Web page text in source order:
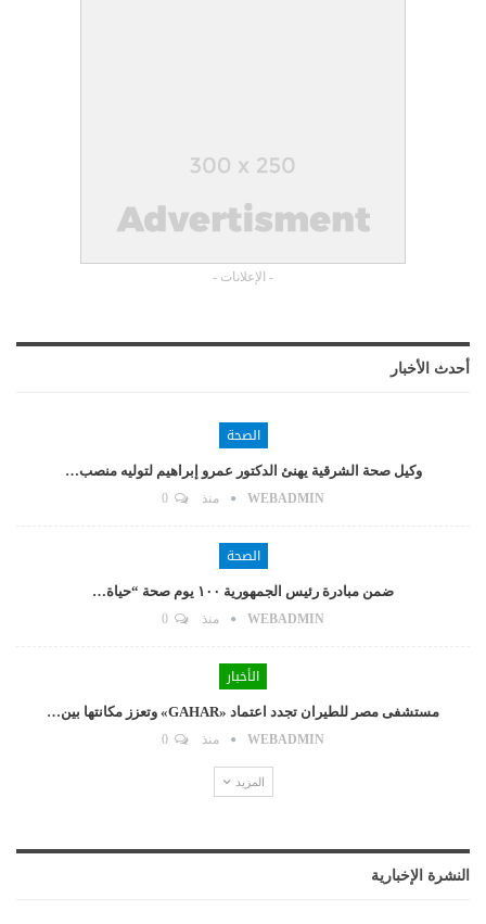
- الإعلانات -
أحدث الأخبار
الصحة
وكيل صحة الشرقية يهنئ الدكتور عمرو إبراهيم لتوليه منصب…
WEBADMIN منذ
الصحة
ضمن مبادرة رئيس الجمهورية ١٠٠ يوم صحة “حياة…
WEBADMIN منذ
الأخبار
مستشفى مصر للطيران تجدد اعتماد «GAHAR» وتعزز مكانتها بين…
WEBADMIN منذ
المزيد
النشرة الإخبارية